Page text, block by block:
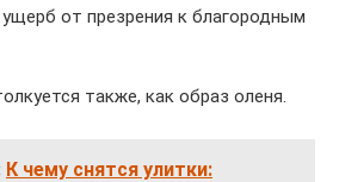
от презрения к благородным
также, как образ оленя.
К чему снятся улитки: